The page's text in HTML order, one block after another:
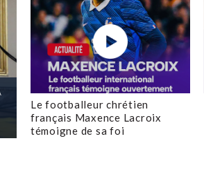
Le footballeur chrétien
français Maxence Lacroix
témoigne de sa foi